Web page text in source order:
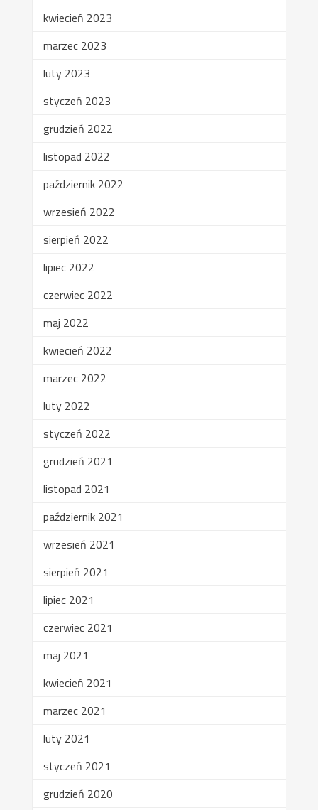
kwiecień 2023
marzec 2023
luty 2023
styczeń 2023
grudzień 2022
listopad 2022
październik 2022
wrzesień 2022
sierpień 2022
lipiec 2022
czerwiec 2022
maj 2022
kwiecień 2022
marzec 2022
luty 2022
styczeń 2022
grudzień 2021
listopad 2021
październik 2021
wrzesień 2021
sierpień 2021
lipiec 2021
czerwiec 2021
maj 2021
kwiecień 2021
marzec 2021
luty 2021
styczeń 2021
grudzień 2020